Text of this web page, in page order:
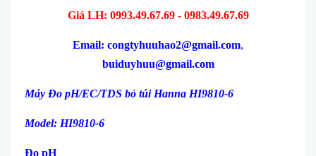
Giá LH: 0993.49.67.69 - 0983.49.67.69
Email: congtyhuuhao2@gmail.com,
buiduyhuu@gmail.com
Máy Đo pH/EC/TDS bỏ túi Hanna HI9810-6
Model: HI9810-6
Đo pH